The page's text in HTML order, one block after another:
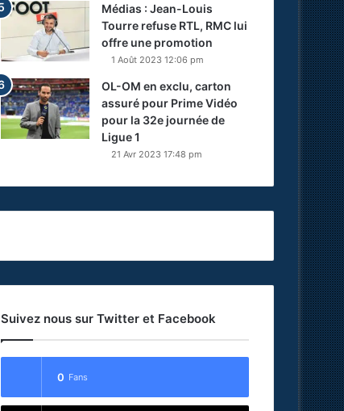
Médias : Jean-Louis
Tourre refuse RTL, RMC lui
offre une promotion
1 Août 2023 12:06 pm
OL-OM en exclu, carton
assuré pour Prime Vidéo
pour la 32e journée de
Ligue 1
21 Avr 2023 17:48 pm
Suivez nous sur Twitter et Facebook
0 Fans